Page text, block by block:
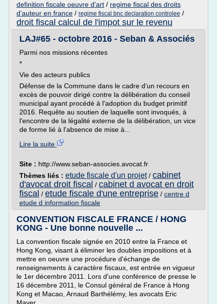
definition fiscale oeuvre d'art / regime fiscal des droits
d'auteur en france / regime fiscal bnc declaration controlee /
droit fiscal calcul de l'impot sur le revenu
LAJ#65 - octobre 2016 - Seban & Associés
Parmi nos missions récentes
*
Vie des acteurs publics
Défense de la Commune dans le cadre d'un recours en
excès de pouvoir dirigé contre la délibération du conseil
municipal ayant procédé à l'adoption du budget primitif
2016. Requête au soutien de laquelle sont invoqués, à
l'encontre de la légalité externe de la délibération, un vice
de forme lié à l'absence de mise à...
Lire la suite
Site : http://www.seban-associes.avocat.fr
Thèmes liés : etude fiscale d'un projet/ cabinet
d'avocat droit fiscal / cabinet d avocat en droit
fiscal / etude fiscale d'une entreprise / centre d
etude d information fiscale
CONVENTION FISCALE FRANCE / HONG
KONG - Une bonne nouvelle ...
La convention fiscale signée en 2010 entre la France et
Hong Kong, visant à éliminer les doubles impositions et à
mettre en oeuvre une procédure d'échange de
renseignements à caractère fiscaux, est entrée en vigueur
le 1er décembre 2011. Lors d'une conférence de presse le
16 décembre 2011, le Consul général de France à Hong
Kong et Macao, Arnaud Barthélémy, les avocats Eric